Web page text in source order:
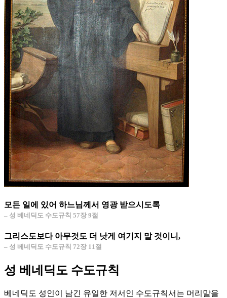
모든 일에 있어 하느님께서 영광 받으시도록
– 성 베네딕도 수도규칙 57장 9절
그리스도보다 아무것도 더 낫게 여기지 말 것이니,
– 성 베네딕도 수도규칙 72장 11절
성 베네딕도 수도규칙
베네딕도 성인이 남긴 유일한 저서인 수도규칙서는 머리말을